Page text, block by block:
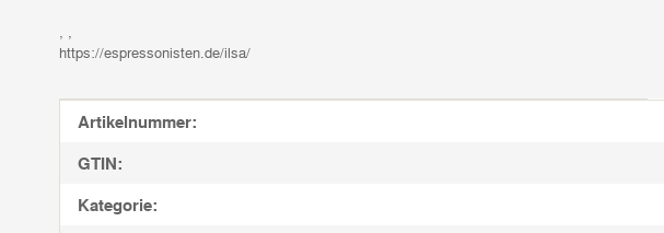
https://espressonisten.de/ilsa/
Produkteigenschaft
Wert
Artikelnummer:
GTIN:
Kategorie: